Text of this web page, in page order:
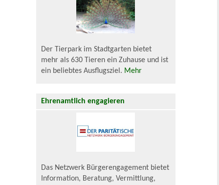
Der Tierpark im Stadtgarten bietet
mehr als 630 Tieren ein Zuhause und ist
ein beliebtes Ausflugsziel. Mehr
Ehrenamtlich engagieren
Das Netzwerk Bürgerengagement bietet
Information, Beratung, Vermittlung,